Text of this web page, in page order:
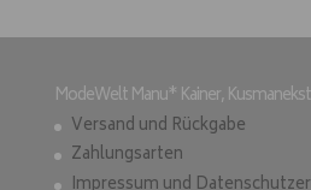
ModeWelt Manu* Kainer,
Versand und Rückgabe
Zahlungsarten